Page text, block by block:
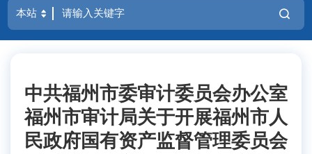
中共福州市委审计委员会办公室
福州市审计局关于开展福州市人
民政府国有资产监督管理委员会